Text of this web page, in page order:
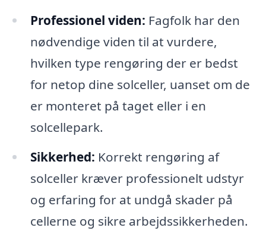
Professionel viden: Fagfolk har den
nødvendige viden til at vurdere,
hvilken type rengøring der er bedst
for netop dine solceller, uanset om de
er monteret på taget eller i en
solcellepark.
Sikkerhed: Korrekt rengøring af
solceller kræver professionelt udstyr
og erfaring for at undgå skader på
cellerne og sikre arbejdssikkerheden.